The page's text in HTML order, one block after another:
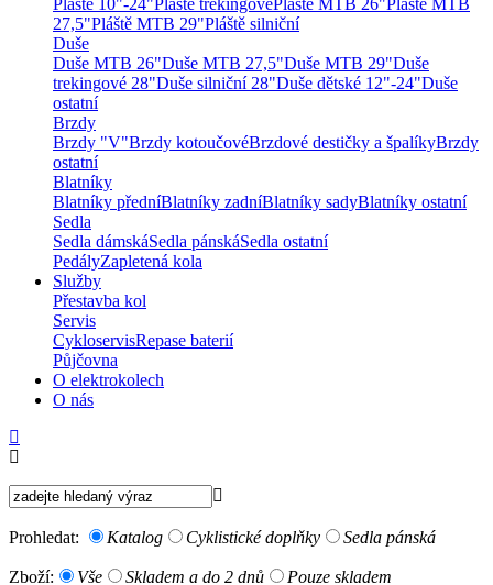
27,5"Pláště MTB 29"Pláště silniční
Duše
Duše MTB 26"Duše MTB 27,5"Duše MTB 29"Duše
trekingové 28"Duše silniční 28"Duše dětské 12"-24"Duše
ostatní
Brzdy
Brzdy "V"Brzdy kotoučovéBrzdové destičky a špalíkyBrzdy
ostatní
Blatníky
Blatníky předníBlatníky zadníBlatníky sadyBlatníky ostatní
Sedla
Sedla dámskáSedla pánskáSedla ostatní
PedályZapletená kola
Služby
Přestavba kol
Servis
CykloservisRepase baterií
Půjčovna
O elektrokolech
O nás
Prohledat: Katalog Cyklistické doplňky Sedla pánská
Zboží: Vše Skladem a do 2 dnů Pouze skladem